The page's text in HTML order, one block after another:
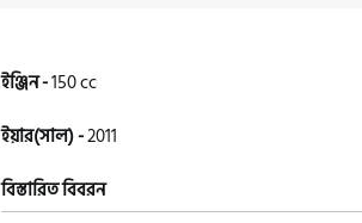
ইঞ্জিন -150 cc
ইয়ার(সাল) -2011
বিস্তারিত বিবরন